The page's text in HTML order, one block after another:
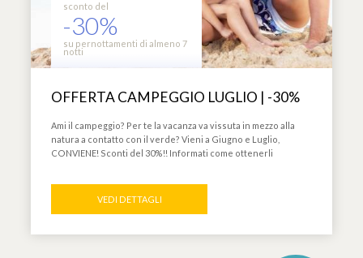
sconto del
-30%
su pernottamenti di almeno 7
notti
OFFERTA CAMPEGGIO LUGLIO | -30%
Ami il campeggio? Per te la vacanza va vissuta in mezzo alla
natura a contatto con il verde? Vieni a Giugno e Luglio,
CONVIENE! Sconti del 30%!! Informati come ottenerli
VEDI DETTAGLI